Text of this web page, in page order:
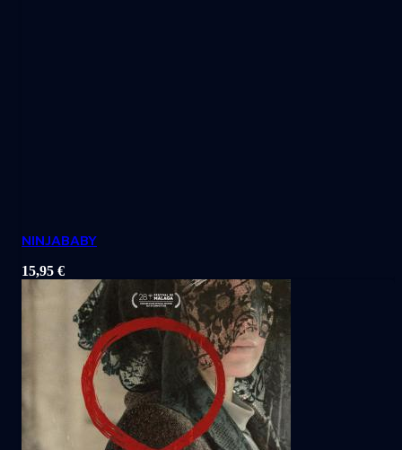
NINJABABY
15,95 €